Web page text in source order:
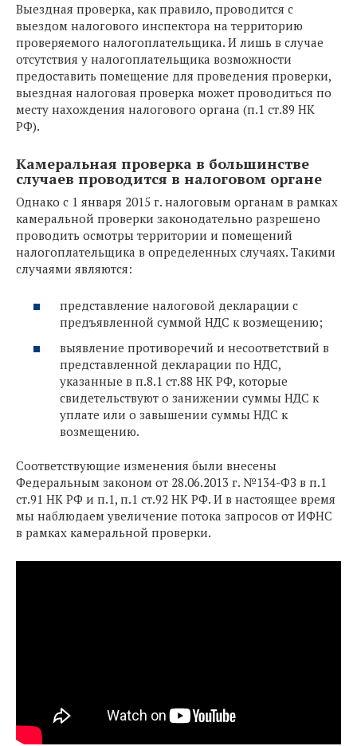
Выездная проверка, как правило, проводится с
выездом налогового инспектора на территорию
проверяемого налогоплательщика. И лишь в случае
отсутствия у налогоплательщика возможности
предоставить помещение для проведения проверки,
выездная налоговая проверка может проводиться по
месту нахождения налогового органа (п.1 ст.89 НК
РФ).
Камеральная проверка в большинстве
случаев проводится в налоговом органе
Однако с 1 января 2015 г. налоговым органам в рамках
камеральной проверки законодательно разрешено
проводить осмотры территории и помещений
налогоплательщика в определенных случаях. Такими
случаями являются:
представление налоговой декларации с
предъявленной суммой НДС к возмещению;
выявление противоречий и несоответствий в
представленной декларации по НДС,
указанные в п.8.1 ст.88 НК РФ, которые
свидетельствуют о занижении суммы НДС к
уплате или о завышении суммы НДС к
возмещению.
Соответствующие изменения были внесены
Федеральным законом от 28.06.2013 г. №134-ФЗ в п.1
ст.91 НК РФ и п.1, п.1 ст.92 НК РФ. И в настоящее время
мы наблюдаем увеличение потока запросов от ИФНС
в рамках камеральной проверки.